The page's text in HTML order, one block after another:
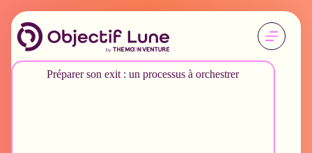
Préparer son exit : un processus à orchestrer